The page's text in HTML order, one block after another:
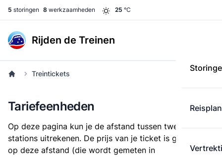
5 storingen 8 werkzaamheden 25 °C
Rijden de Treinen
Treintickets
Tariefeenheden
Op deze pagina kun je de afstand tussen twee
stations uitrekenen. De prijs van je ticket is gebaseerd
op deze afstand (die wordt gemeten in